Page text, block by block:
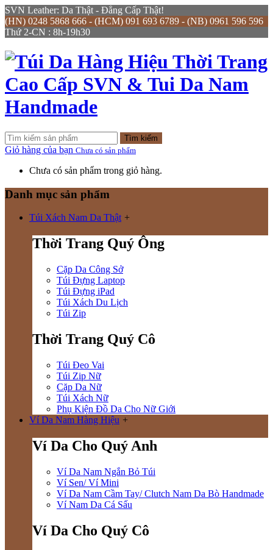
SVN Leather: Da Thật - Đẳng Cấp Thật!
(HN) 0248 5868 666 - (HCM) 091 693 6789 - (NB) 0961 596 596
Thứ 2-CN : 8h-19h30
Tìm kiếm
Giỏ hàng của bạn Chưa có sản phẩm
Chưa có sản phẩm trong giỏ hàng.
Danh mục sản phẩm
Túi Xách Nam Da Thật +
Thời Trang Quý Ông
Cặp Da Công Sở
Túi Đựng Laptop
Túi Đựng iPad
Túi Xách Du Lịch
Túi Zip
Thời Trang Quý Cô
Túi Đeo Vai
Túi Zip Nữ
Cặp Da Nữ
Túi Xách Nữ
Phụ Kiện Đồ Da Cho Nữ Giới
Ví Da Nam Hàng Hiệu +
Ví Da Cho Quý Anh
Ví Da Nam Ngắn Bỏ Túi
Ví Sen/ Ví Mini
Ví Da Nam Cầm Tay/ Clutch Nam Da Bò Handmade
Ví Nam Da Cá Sấu
Ví Da Cho Quý Cô